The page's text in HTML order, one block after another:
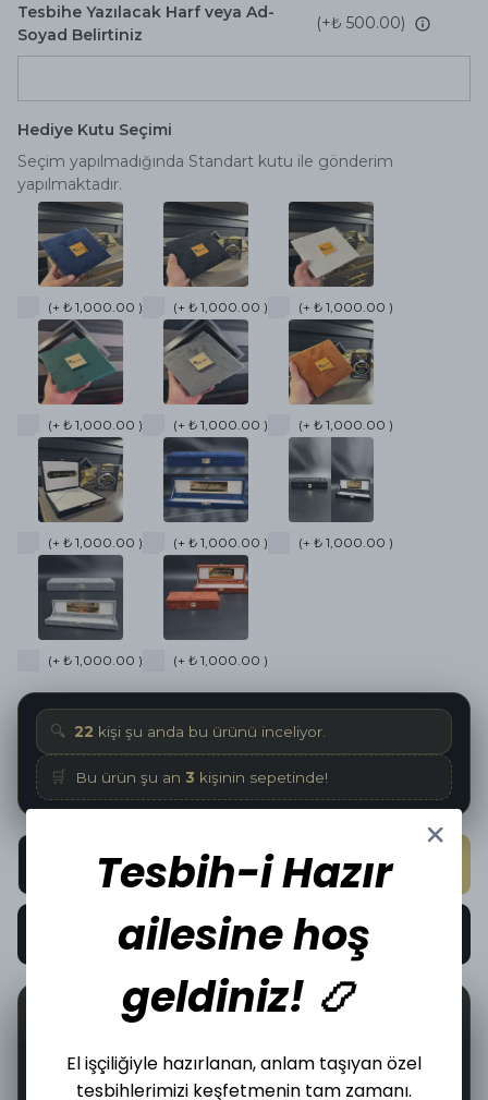
Tesbihe Yazılacak Harf veya Ad-
Soyad Belirtiniz
(+₺ 500.00)
Hediye Kutu Seçimi
Seçim yapılmadığında Standart kutu ile gönderim
yapılmaktadır.
(+ ₺ 1,000.00 ) (+ ₺ 1,000.00 ) (+ ₺ 1,000.00 )
(+ ₺ 1,000.00 ) (+ ₺ 1,000.00 ) (+ ₺ 1,000.00 )
(+ ₺ 1,000.00 ) (+ ₺ 1,000.00 ) (+ ₺ 1,000.00 )
(+ ₺ 1,000.00 ) (+ ₺ 1,000.00 )
🔍 22 kişi şu anda bu ürünü inceliyor.
🛒 Bu ürün şu an 3 kişinin sepetinde!
SEPETE EKLE
HEMEN AL
İncelediğiniz üründen bugün 0
Tesbih-i Hazır
ailesine hoş
geldiniz! 📿
El işçiliğiyle hazırlanan, anlam taşıyan özel
tesbihlerimizi keşfetmenin tam zamanı.